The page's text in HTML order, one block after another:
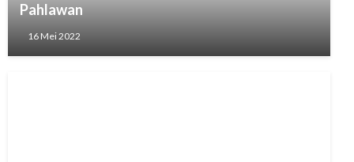
Pahlawan
16 Mei 2022